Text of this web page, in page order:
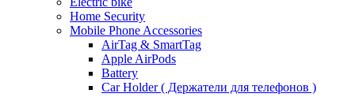
Home Security
Mobile Phone Accessories
AirTag & SmartTag
Apple AirPods
Battery
Car Holder ( Держатели для телефонов )